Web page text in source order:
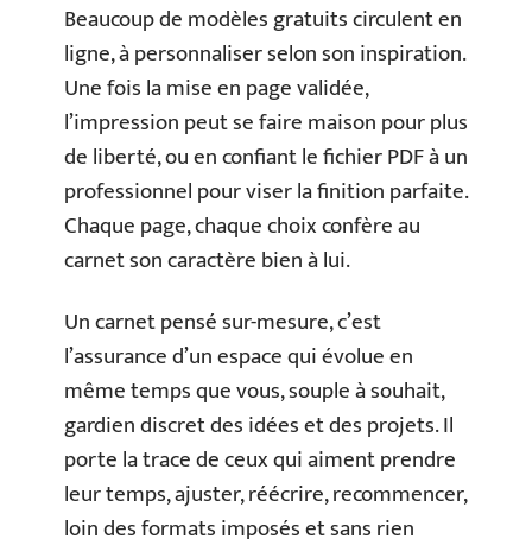
Beaucoup de modèles gratuits circulent en
ligne, à personnaliser selon son inspiration.
Une fois la mise en page validée,
l’impression peut se faire maison pour plus
de liberté, ou en confiant le fichier PDF à un
professionnel pour viser la finition parfaite.
Chaque page, chaque choix confère au
carnet son caractère bien à lui.
Un carnet pensé sur-mesure, c’est
l’assurance d’un espace qui évolue en
même temps que vous, souple à souhait,
gardien discret des idées et des projets. Il
porte la trace de ceux qui aiment prendre
leur temps, ajuster, réécrire, recommencer,
loin des formats imposés et sans rien